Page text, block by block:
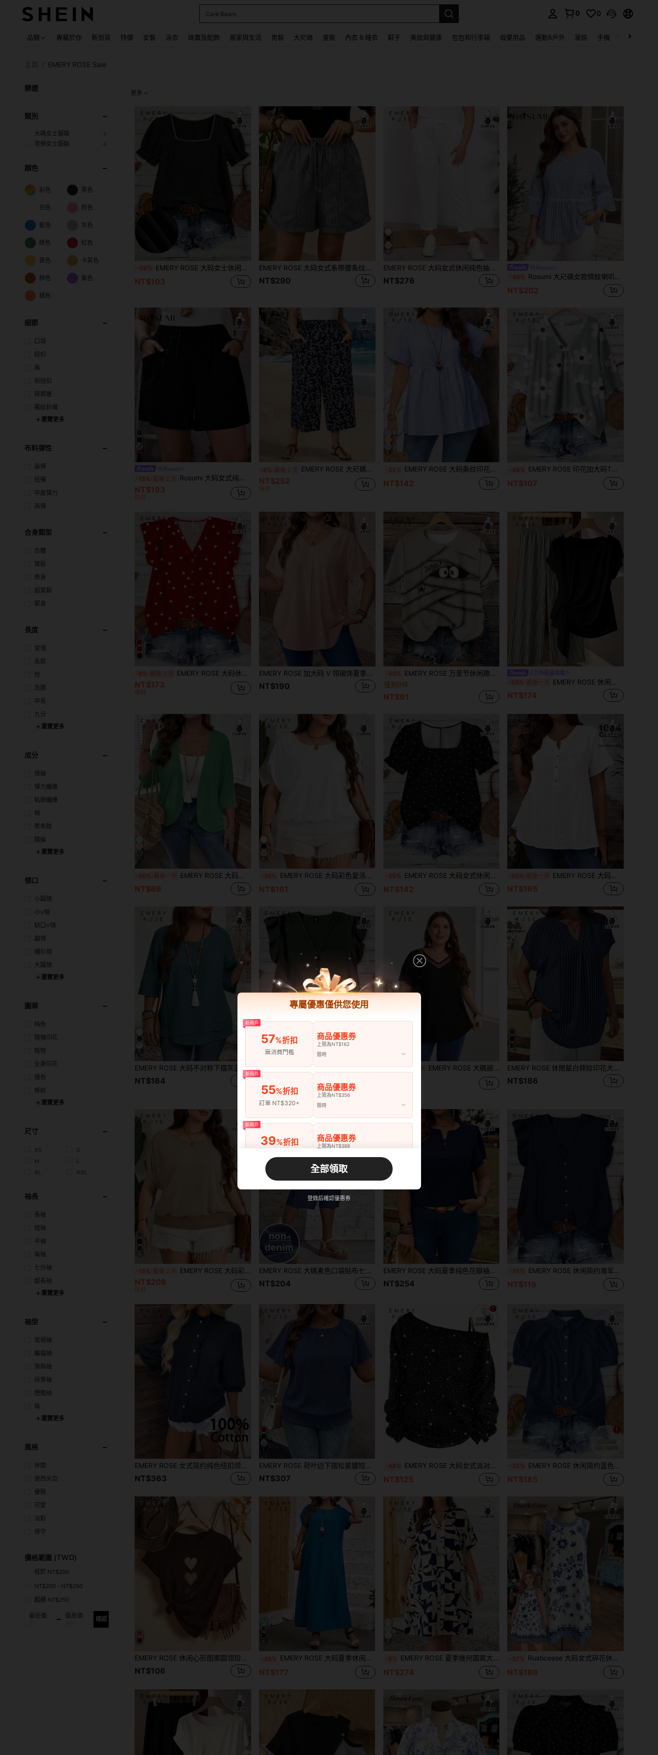
Care Bears
0 0
品類 專屬於你 新到貨 特價 女裝 泳衣 珠寶及配飾 居家與生活 男裝 大尺碼 童裝 內衣 & 睡衣 鞋子 美妝與健康 包包和行李箱 母嬰用品 運動&戶外 家紡 手機 & 手機配件
/ EMERY ROSE Sale
篩選
類別
大碼女士服裝
常規女士服裝
顏色
彩色 黑色
白色 粉色
藍色 灰色
綠色 紅色
黃色 卡其色
棕色 紫色
橘色
細節
口袋
鈕扣
無
前紐扣
荷葉邊
羅紋針織
瀏覽更多
布料彈性
無彈
低彈
中度彈力
高彈
合身類型
合體
寬鬆
修身
超寬鬆
緊身
長度
常規
長款
短
及膝
中長
九分
瀏覽更多
成分
滌綸
彈力纖維
粘膠纖維
棉
聚希胺
腈綸
瀏覽更多
領口
小圓領
小V領
缺口V領
翻領
襯衫領
大圓領
瀏覽更多
圖案
純色
隨機印花
植物
全身印花
撞色
條紋
瀏覽更多
尺寸
XS
S
M
L
XL
XXL
袖長
長袖
短袖
半袖
無袖
七分袖
超長袖
瀏覽更多
袖型
常規袖
蝙蝠袖
落肩袖
荷葉袖
燈籠袖
無
瀏覽更多
風格
休閒
波西米亞
優雅
可愛
派對
保守
價格範圍 (TWD)
低於 NT$200
NT$200 - NT$250
超過 NT$250
最低價: 最高價: 確認
更多
-26% EMERY ROSE 大码女士休闲度假贝壳花卉图案方领灯笼袖优雅宽松舒适雪纺衬衫，夏季度假装
NT$103
EMERY ROSE 大码女式系带腰条纹阔腿休闲短裤，夏季女装，度假女装，春季
NT$290
4
EMERY ROSE 大码女式休闲纯色抽绳口袋裤
NT$276 -40% Rosumi 大尺碼女款條紋喇叭袖荷葉邊休閒襯衫
NT$202
13
-13% 最後 2 天 Rosumi 大码女式纯色口袋蓝色短裤，适合春夏度假穿着
NT$193
估計
-8% 最後 2 天 EMERY ROSE 大尺碼女士度假寬鬆寬腿植物印花褲
NT$252
估計
5
-35% EMERY ROSE 大码条纹印花圆领休闲短袖束腰上衣，适合夏季穿着，可作为母亲节礼物，适合波西米亚风、春假、锐舞派对、乡村风格等场合。
NT$142
-48% EMERY ROSE 印花加大码T恤，适合度假穿着
NT$107
-8% 最後 2 天 EMERY ROSE 大码休闲心形印花衬衫，适合夏季，是送给老师的绝佳礼物
NT$173
估計
EMERY ROSE 加大码 V 领褶饰夏季短袖休闲纯色上衣，乡村休闲度假风，简约时尚，适合日常穿着，适合送给母亲、波西米亚、春假、狂欢、乡村、老师的礼物
NT$190
-50% EMERY ROSE 万圣节休闲趣味绷带和蜘蛛图案印花简约大码 T 恤，夏季
僅剩9件
NT$91
-50% 最後一天 EMERY ROSE 休闲简约浪漫复古黑白条纹印花加大码女式休闲度假裤套装，黑色加大码两件套，度假装，适合夏季穿着
NT$174
21
-50% 最後一天 EMERY ROSE 大码女式度假纯色不对称下摆休闲度假服外套秋季、夏季前开襟绿色外套
NT$66
8
-35% EMERY ROSE 大码彩色复活节T恤，宽松圆领休闲T恤，下摆收紧，适合度假/休闲穿着，夏季上衣，大码女装，情人节服装，情人节大码服装
NT$161
-35% EMERY ROSE 大码女式休闲度假波点图案方领灯笼袖宽松衬衫，优雅夏季服装
NT$142
10
-50% 最後一天 EMERY ROSE 大码休闲纯色刺绣拼接衬衫 女式夏季刺绣V领短袖衬衫，女士夏季短袖上衣，女士度假波西米亚风，春季
NT$165
6
EMERY ROSE 大码不对称下摆灰蓝色乡村衬衫秋季服装
NT$164
4
-50% EMERY ROSE 大码女式夏季休闲度假日常通勤简约纯色V领荷叶边袖口纽扣装饰衬衫
僅剩1件
NT$100
-14% 最後 2 天 EMERY ROSE 大碼嵌入網紗素色T恤 EMERY ROSE 休閒藍白條紋印花大尺碼女款短袖襯衫，適合夏季
NT$186
-15% 最後 2 天 EMERY ROSE 大码彩色复活节T恤，宽松圆领休闲T恤，下摆收紧，度假/休闲夏季上衣，大码女装，情人节服装，情人节大码服装，外出上衣，大码纯色T恤，蝙蝠袖上衣，浅棕色上衣，卡其色上衣，休闲上衣，大码上衣，宽松女式上衣，女士短袖上衣，女士夏季上衣，女士休闲衬衫，优雅女士休闲套装
NT$208
估計
EMERY ROSE 大碼素色口袋貼布七分褲
NT$204
5
EMERY ROSE 大码夏季纯色花瓣袖纽扣衬衫
NT$254
-35% EMERY ROSE 休闲简约海军蓝波点大码衬衫，适合夏季穿着
NT$119
EMERY ROSE 女式简约纯色纽扣领荷叶边纽扣衬衫
NT$363
7
EMERY ROSE 荷叶边下摆松紧腰短袖圆领套头衫，大码女式衬衫
NT$307
-48% EMERY ROSE 大码女式派对银色亮片印花不对称单肩吊带圆领长袖T恤，适合冬季、情人节、秋冬季节，女式冬装
NT$125
-35% EMERY ROSE 休闲简约蓝色印花大码女式短袖衬衫，适合夏季穿着
NT$185
EMERY ROSE 休闲心形图案圆领短袖女式T恤，适合夏季外出穿着，休闲百搭。
NT$106
-35% EMERY ROSE 大码夏季休闲纯色蝙蝠袖连衣裙
NT$177
-8% EMERY ROSE 夏季幾何圖案大尺碼洋裝，春季/度假休閒
NT$274
-37% Rusticease 大码女式碎花休闲派对连衣裙
NT$188
專屬優惠僅供您使用
新用戶
57%折扣
無消費門檻
商品優惠券
上限為NT$162
限時
新用戶
55%折扣
訂單 NT$320+
商品優惠券
上限為NT$356
限時
新用戶
39%折扣 商品優惠券
上限為NT$388
限時
35 %折扣
訂單 NT$966+
商品優惠券
上限為NT$485
全部領取
登錄后確認優惠券